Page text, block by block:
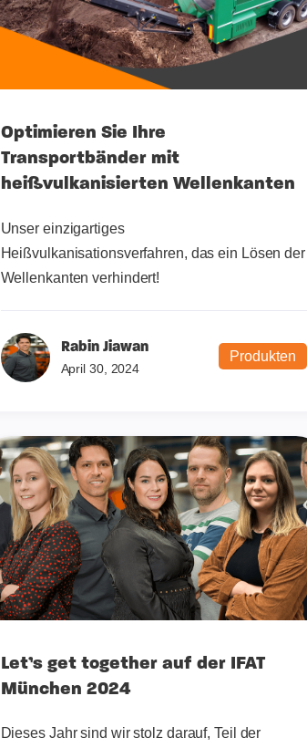
Optimieren Sie Ihre
Transportbänder mit
heißvulkanisierten Wellenkanten
Unser einzigartiges
Heißvulkanisationsverfahren, das ein Lösen der
Wellenkanten verhindert!
Rabin Jiawan
April 30, 2024
Produkten
Let’s get together auf der IFAT
München 2024
Dieses Jahr sind wir stolz darauf, Teil der